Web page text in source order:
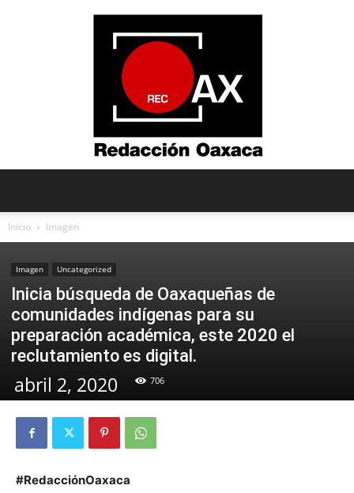
Inicio Imagen
Imagen Uncategorized
Inicia búsqueda de Oaxaqueñas de
comunidades indígenas para su
preparación académica, este 2020 el
reclutamiento es digital.
abril 2, 2020 706
#RedacciónOaxaca